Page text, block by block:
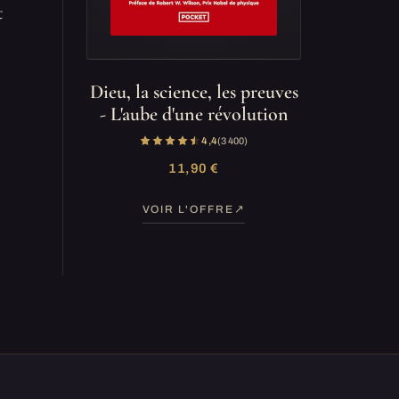
Dieu, la science, les preuves
- L'aube d'une révolution
4,4(3 400)
11,90 €
VOIR L'OFFRE